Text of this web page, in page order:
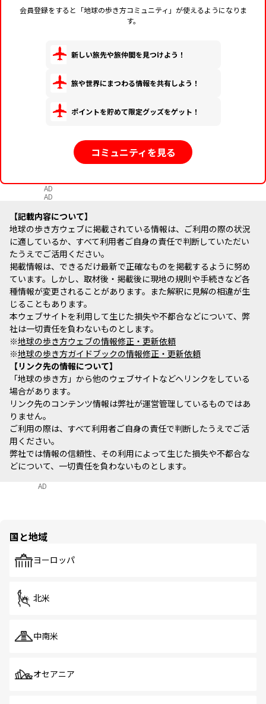
会員登録をすると「地球の歩き方コミュニティ」が使えるようになりま
す。
新しい旅先や旅仲間を見つけよう！
旅や世界にまつわる情報を共有しよう！
ポイントを貯めて限定グッズをゲット！
コミュニティを見る
AD
AD
記載内容について
地球の歩き方ウェブに掲載されている情報は、ご利用の際の状況
に適しているか、すべて利用者ご自身の責任で判断していただい
たうえでご活用ください。
掲載情報は、できるだけ最新で正確なものを掲載するように努め
ています。しかし、取材後・掲載後に現地の規則や手続きなど各
種情報が変更されることがあります。また解釈に見解の相違が生
じることもあります。
本ウェブサイトを利用して生じた損失や不都合などについて、弊
社は一切責任を負わないものとします。
※地球の歩き方ウェブの情報修正・更新依頼
※地球の歩き方ガイドブックの情報修正・更新依頼
リンク先の情報について
「地球の歩き方」から他のウェブサイトなどへリンクをしている
場合があります。
リンク先のコンテンツ情報は弊社が運営管理しているものではあ
りません。
ご利用の際は、すべて利用者ご自身の責任で判断したうえでご活
用ください。
弊社では情報の信頼性、その利用によって生じた損失や不都合な
どについて、一切責任を負わないものとします。
AD
国と地域
ヨーロッパ
北米
中南米
オセアニア